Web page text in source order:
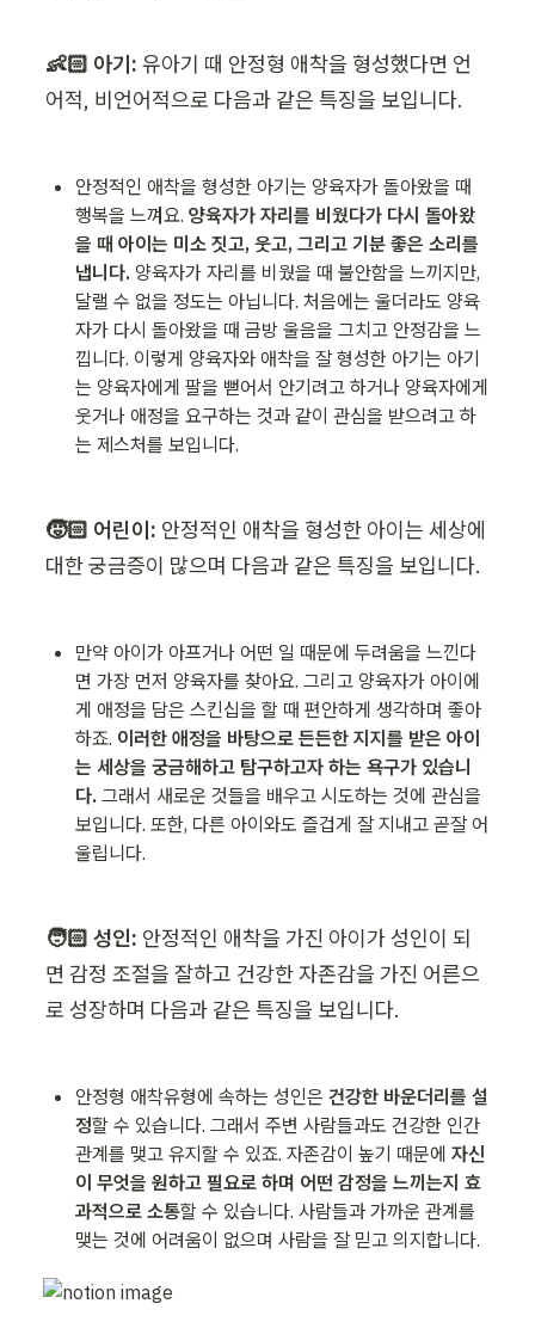
👶🏻 아기: 유아기 때 안정형 애착을 형성했다면 언
어적, 비언어적으로 다음과 같은 특징을 보입니다.
안정적인 애착을 형성한 아기는 양육자가 돌아왔을 때
행복을 느껴요. 양육자가 자리를 비웠다가 다시 돌아왔
을 때 아이는 미소 짓고, 웃고, 그리고 기분 좋은 소리를
냅니다. 양육자가 자리를 비웠을 때 불안함을 느끼지만,
달랠 수 없을 정도는 아닙니다. 처음에는 울더라도 양육
자가 다시 돌아왔을 때 금방 울음을 그치고 안정감을 느
낍니다. 이렇게 양육자와 애착을 잘 형성한 아기는 아기
는 양육자에게 팔을 뻗어서 안기려고 하거나 양육자에게
웃거나 애정을 요구하는 것과 같이 관심을 받으려고 하
는 제스처를 보입니다.
🧒🏻 어린이: 안정적인 애착을 형성한 아이는 세상에
대한 궁금증이 많으며 다음과 같은 특징을 보입니다.
만약 아이가 아프거나 어떤 일 때문에 두려움을 느낀다
면 가장 먼저 양육자를 찾아요. 그리고 양육자가 아이에
게 애정을 담은 스킨십을 할 때 편안하게 생각하며 좋아
하죠. 이러한 애정을 바탕으로 든든한 지지를 받은 아이
는 세상을 궁금해하고 탐구하고자 하는 욕구가 있습니
다. 그래서 새로운 것들을 배우고 시도하는 것에 관심을
보입니다. 또한, 다른 아이와도 즐겁게 잘 지내고 곧잘 어
울립니다.
🧑🏻 성인: 안정적인 애착을 가진 아이가 성인이 되
면 감정 조절을 잘하고 건강한 자존감을 가진 어른으
로 성장하며 다음과 같은 특징을 보입니다.
안정형 애착유형에 속하는 성인은 건강한 바운더리를 설
정할 수 있습니다. 그래서 주변 사람들과도 건강한 인간
관계를 맺고 유지할 수 있죠. 자존감이 높기 때문에 자신
이 무엇을 원하고 필요로 하며 어떤 감정을 느끼는지 효
과적으로 소통할 수 있습니다. 사람들과 가까운 관계를
맺는 것에 어려움이 없으며 사람을 잘 믿고 의지합니다.